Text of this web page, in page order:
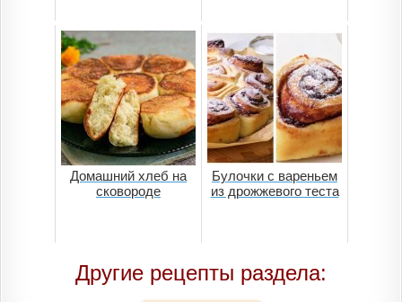
Домашний хлеб на
сковороде
Булочки с вареньем
из дрожжевого теста
Другие рецепты раздела: